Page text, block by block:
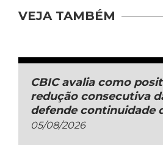
VEJA TAMBÉM
CBIC avalia como
redução consecutiva
defende continuidade
05/08/2026